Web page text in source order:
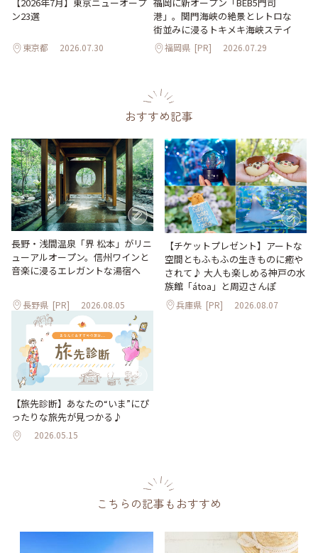
ン23選
東京都 2026.07.30
港」。関門海峡の絶景とレトロな
街並みに浸るトキメキ海峡ステイ
福岡県 [PR] 2026.07.29
おすすめ記事
長野・浅間温泉「界 松本」がリニ
ューアルオープン。信州ワインと
音楽に浸るエレガントな湯宿へ
長野県 [PR] 2026.08.05
【チケットプレゼント】アートな
空間ともふもふの生きものに癒や
されて♪ 大人も楽しめる神戸の水
族館「átoa」と周辺さんぽ
兵庫県 [PR] 2026.08.07
【旅先診断】あなたの“いま”にぴ
ったりな旅先が見つかる♪
2026.05.15
こちらの記事もおすすめ